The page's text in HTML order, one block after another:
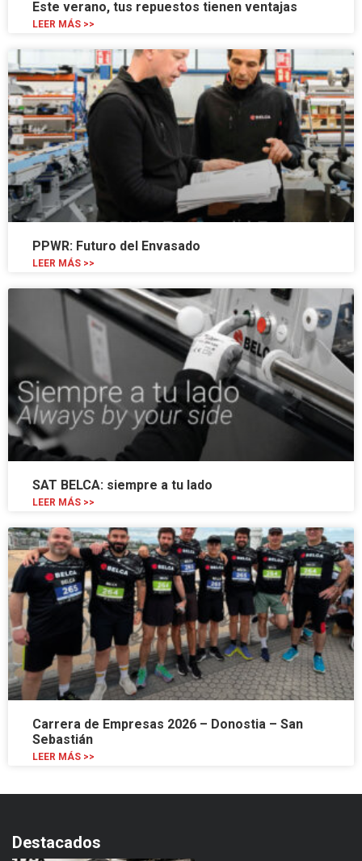
Este verano, tus repuestos tienen ventajas
LEER MÁS >>
PPWR: Futuro del Envasado
LEER MÁS >>
SAT BELCA: siempre a tu lado
LEER MÁS >>
Carrera de Empresas 2026 – Donostia – San
Sebastián
LEER MÁS >>
Destacados